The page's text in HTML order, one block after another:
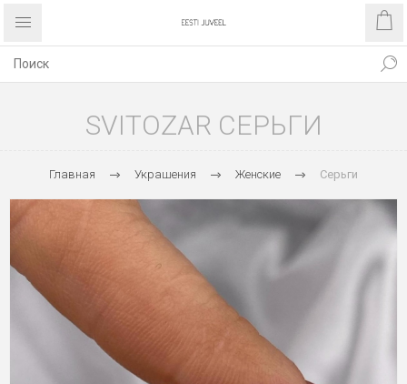
SVITOZAR СЕРЬГИ
Главная Украшения Женские Серьги